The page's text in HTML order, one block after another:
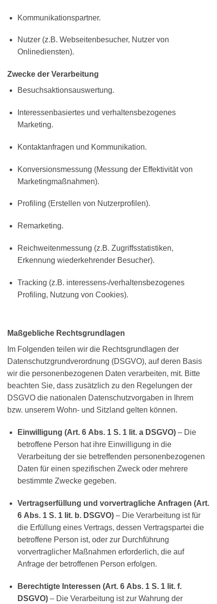
Kommunikationspartner.
Nutzer (z.B. Webseitenbesucher, Nutzer von
Onlinediensten).
Zwecke der Verarbeitung
Besuchsaktionsauswertung.
Interessenbasiertes und verhaltensbezogenes
Marketing.
Kontaktanfragen und Kommunikation.
Konversionsmessung (Messung der Effektivität von
Marketingmaßnahmen).
Profiling (Erstellen von Nutzerprofilen).
Remarketing.
Reichweitenmessung (z.B. Zugriffsstatistiken,
Erkennung wiederkehrender Besucher).
Tracking (z.B. interessens-/verhaltensbezogenes
Profiling, Nutzung von Cookies).
Maßgebliche Rechtsgrundlagen
Im Folgenden teilen wir die Rechtsgrundlagen der
Datenschutzgrundverordnung (DSGVO), auf deren Basis
wir die personenbezogenen Daten verarbeiten, mit. Bitte
beachten Sie, dass zusätzlich zu den Regelungen der
DSGVO die nationalen Datenschutzvorgaben in Ihrem
bzw. unserem Wohn- und Sitzland gelten können.
Einwilligung (Art. 6 Abs. 1 S. 1 lit. a DSGVO)– Die
betroffene Person hat ihre Einwilligung in die
Verarbeitung der sie betreffenden personenbezogenen
Daten für einen spezifischen Zweck oder mehrere
bestimmte Zwecke gegeben.
Vertragserfüllung und vorvertragliche Anfragen (Art.
6 Abs. 1 S. 1 lit. b. DSGVO)– Die Verarbeitung ist für
die Erfüllung eines Vertrags, dessen Vertragspartei die
betroffene Person ist, oder zur Durchführung
vorvertraglicher Maßnahmen erforderlich, die auf
Anfrage der betroffenen Person erfolgen.
Berechtigte Interessen (Art. 6 Abs. 1 S. 1 lit. f.
DSGVO)– Die Verarbeitung ist zur Wahrung der